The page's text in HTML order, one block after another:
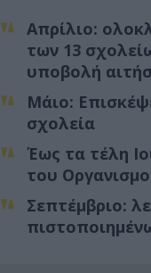
Απρίλιο:
των 13
υποβολή
Μάιο:
σχολεία
Έως τα τέλη
του
Σεπτέμβριο: